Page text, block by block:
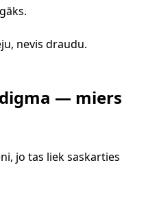
nevis draudu.
— miers
jo tas liek saskarties